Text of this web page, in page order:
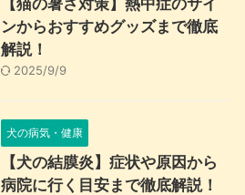
ンからおすすめグッズまで徹底
解説！
2025/9/9
犬の病気・健康
【犬の結膜炎】症状や原因から
病院に行く目安まで徹底解説！